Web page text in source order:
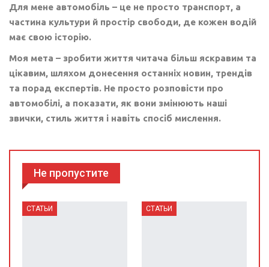
Для мене автомобіль – це не просто транспорт, а
частина культури й простір свободи, де кожен водій
має свою історію.
Моя мета – зробити життя читача більш яскравим та
цікавим, шляхом донесення останніх новин, трендів
та порад експертів. Не просто розповісти про
автомобілі, а показати, як вони змінюють наші
звички, стиль життя і навіть спосіб мислення.
Не пропустите
СТАТЬИ СТАТЬИ